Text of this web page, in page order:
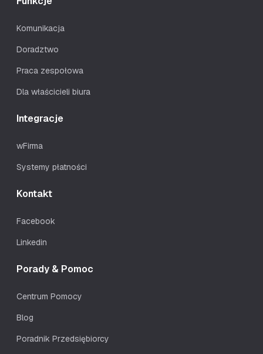
Komunikacja
Doradztwo
Praca zespołowa
Dla właścicieli biura
Integracje
wFirma
Systemy płatności
Kontakt
Facebook
Linkedin
Porady & Pomoc
Centrum Pomocy
Blog
Poradnik Przedsiębiorcy